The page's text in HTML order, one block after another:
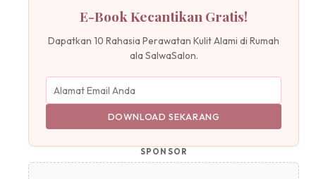
E-Book Kecantikan Gratis!
Dapatkan 10 Rahasia Perawatan Kulit Alami di Rumah
ala SalwaSalon.
DOWNLOAD SEKARANG
SPONSOR